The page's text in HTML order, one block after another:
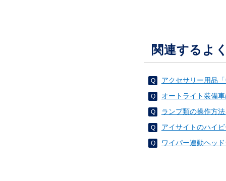
関連するよ
アクセサリー用品
オートライト装備
ランプ類の操作方
アイサイトのハイ
ワイパー連動ヘッ